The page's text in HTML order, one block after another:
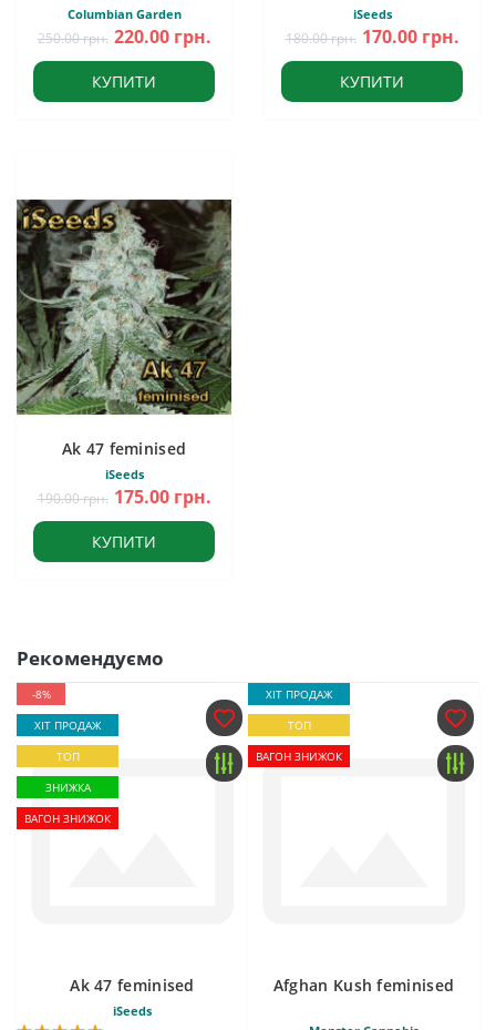
Columbian Garden
250.00 грн. 220.00 грн.
КУПИТИ
iSeeds
180.00 грн. 170.00 грн.
КУПИТИ
Ak 47 feminised
iSeeds
190.00 грн. 175.00 грн.
КУПИТИ
Рекомендуємо
-8%
ХІТ ПРОДАЖ
ТОП
ЗНИЖКА
ВАГОН ЗНИЖОК
Ak 47 feminised
iSeeds
ХІТ ПРОДАЖ
ТОП
ВАГОН ЗНИЖОК
Afghan Kush feminised